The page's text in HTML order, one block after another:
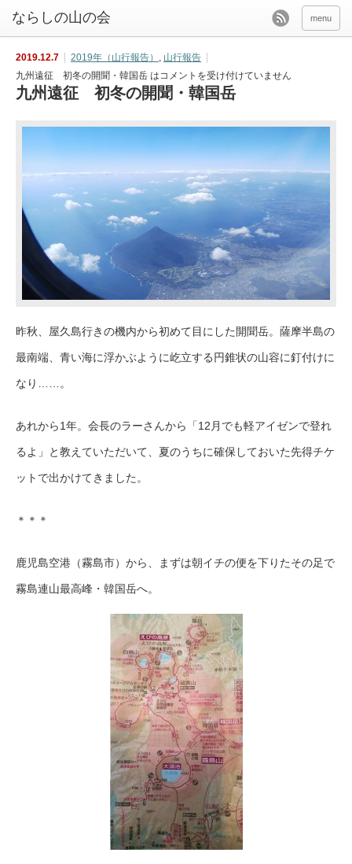
menu
2019.12.7 2019年（山行報告） , 山行報告
九州遠征 初冬の開聞・韓国岳 はコメントを受け付けていません
九州遠征 初冬の開聞・韓国岳
昨秋、屋久島行きの機内から初めて目にした開聞岳。薩摩半島の
最南端、青い海に浮かぶように屹立する円錐状の山容に釘付けに
なり……。
あれから1年。会長のラーさんから「12月でも軽アイゼンで登れ
るよ」と教えていただいて、夏のうちに確保しておいた先得チケ
ットで出かけてきました。
＊＊＊
鹿児島空港（霧島市）から、まずは朝イチの便を下りたその足で
霧島連山最高峰・韓国岳へ。